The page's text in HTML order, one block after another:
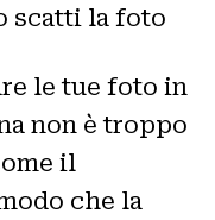
scatti la foto
le tue foto in
non è troppo
il
che la